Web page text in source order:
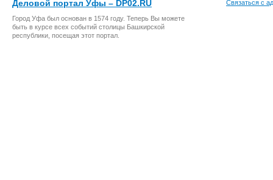
Деловой портал Уфы – DP02.RU
Город Уфа был основан в 1574 году. Теперь Вы можете
быть в курсе всех событий столицы Башкирской
республики, посещая этот портал.
Связаться с